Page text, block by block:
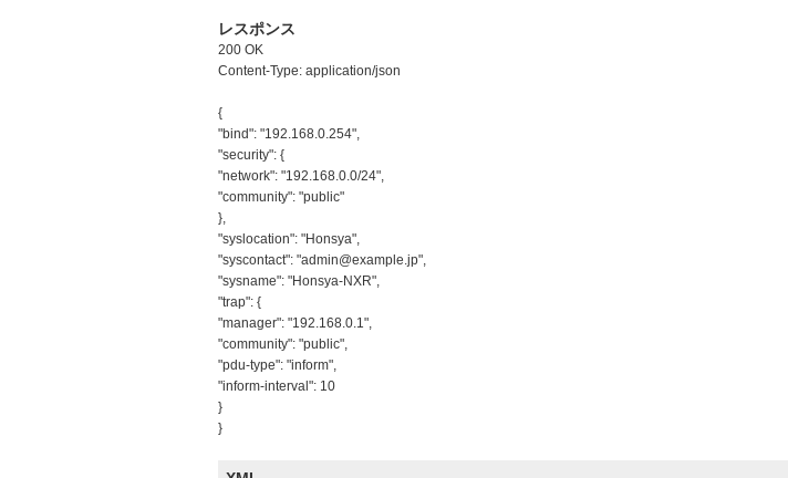
レスポンス
200 OK
Content-Type: application/json
{
"bind": "192.168.0.254",
"security": {
"network": "192.168.0.0/24",
"community": "public"
},
"syslocation": "Honsya",
"syscontact": "admin@example.jp",
"sysname": "Honsya-NXR",
"trap": {
"manager": "192.168.0.1",
"community": "public",
"pdu-type": "inform",
"inform-interval": 10
}
}